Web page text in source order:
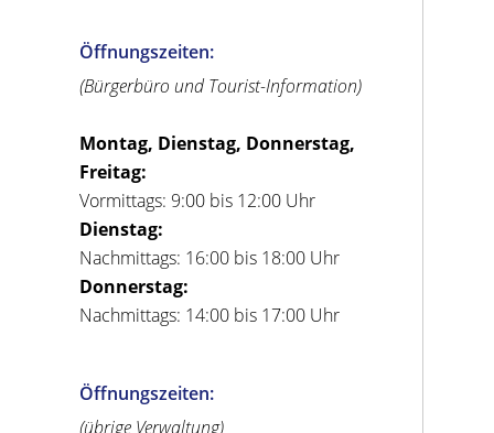
Öffnungszeiten:
(Bürgerbüro und Tourist-Information)
Montag, Dienstag, Donnerstag,
Freitag:
Vormittags: 9:00 bis 12:00 Uhr
Dienstag:
Nachmittags: 16:00 bis 18:00 Uhr
Donnerstag:
Nachmittags: 14:00 bis 17:00 Uhr
Öffnungszeiten:
(übrige Verwaltung)